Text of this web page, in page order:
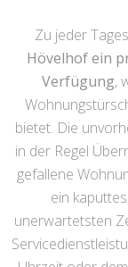
Zu jeder
Hövelhof ein
Verfügung,
bietet. Die
in der Regel
gefallene
ein
unerwartetsten